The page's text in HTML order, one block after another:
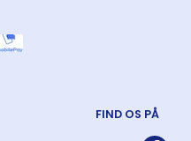
FIND OS PÅ